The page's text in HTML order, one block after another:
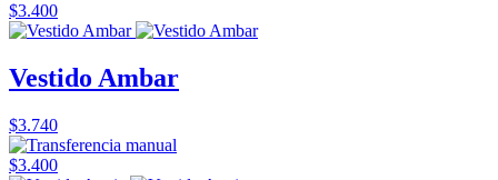
$3.400
Vestido Ambar
$3.740
$3.400